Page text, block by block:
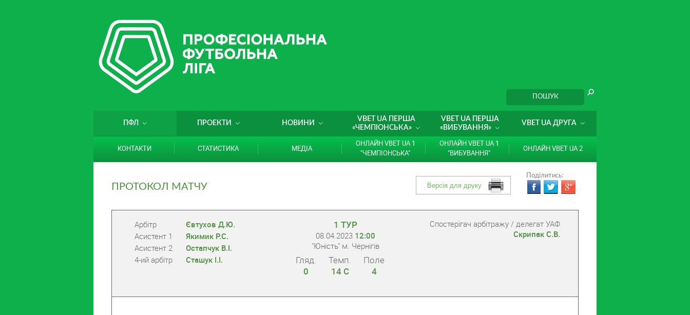
ПФЛ ПРОЕКТИ НОВИНИ
VBET UA ПЕРША
«ЧЕМПІОНСЬКА»
VBET UA ПЕРША
«ВИБУВАННЯ»
VBET UA ДРУГА
КОНТАКТИ СТАТИСТИКА МЕДІА
ОНЛАЙН VBET UA 1
"ЧЕМПІОНСЬКА"
ОНЛАЙН VBET UA 1
"ВИБУВАННЯ"
ОНЛАЙН VBET UA 2
ПРОТОКОЛ МАТЧУ
Поділитись:
Арбітр
Євтухов Д.Ю.
Асистент 1
Якимик Р.С.
Асистент 2
Остапчук В.І.
4-ий арбітр
Сташук І.І.
1 ТУР
08.04.2023 12:00
"Юність" м. Чернігів
Гляд.
0
Темп.
14 С
Поле
4
Cпостерігач арбітражу / делегат УАФ
Скрипак С.В.